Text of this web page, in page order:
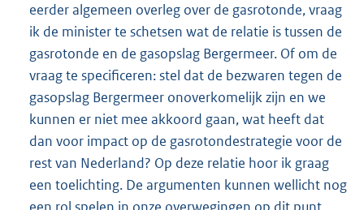
eerder algemeen overleg over de gasrotonde, vraag
ik de minister te schetsen wat de relatie is tussen de
gasrotonde en de gasopslag Bergermeer. Of om de
vraag te specificeren: stel dat de bezwaren tegen de
gasopslag Bergermeer onoverkomelijk zijn en we
kunnen er niet mee akkoord gaan, wat heeft dat
dan voor impact op de gasrotondestrategie voor de
rest van Nederland? Op deze relatie hoor ik graag
een toelichting. De argumenten kunnen wellicht nog